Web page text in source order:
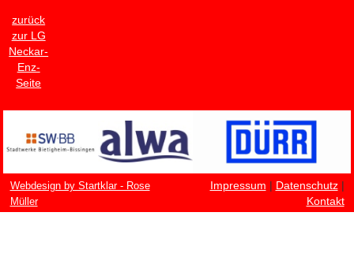
zurück
zur LG
Neckar-
Enz-
Seite
Webdesign by Startklar - Rose
Müller
Impressum | Datenschutz|
Kontakt